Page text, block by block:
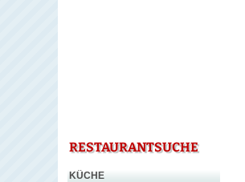
RESTAURANTSUCHE
KÜCHE